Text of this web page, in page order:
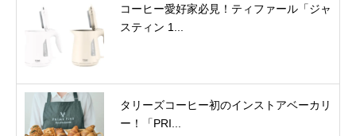
コーヒー愛好家必見！ティファール「ジャ
スティン 1...
タリーズコーヒー初のインストアベーカリ
ー！「PRI...